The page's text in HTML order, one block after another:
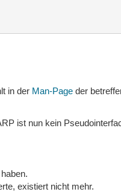
in der Man-Page der
ist nun kein
existiert nicht mehr.